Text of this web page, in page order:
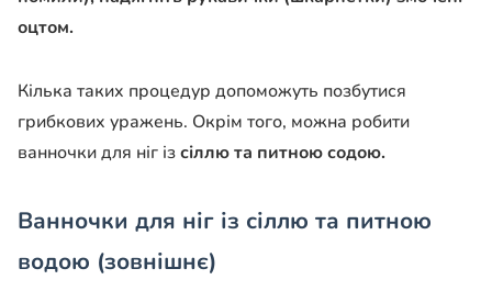
оцтом.
Кілька таких процедур допоможуть позбутися
грибкових уражень. Окрім того, можна робити
ванночки для ніг ізсіллю та питною содою.
Ванночки для ніг із сіллю та питною
водою (зовнішнє)